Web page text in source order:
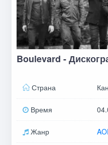
Boulevard -
Страна
Время
Жанр